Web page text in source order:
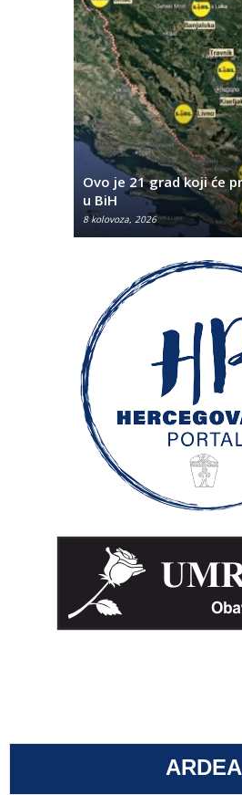
Ovo je 21 grad koji će
u BiH
8 kolovoza, 2026
ARDEA